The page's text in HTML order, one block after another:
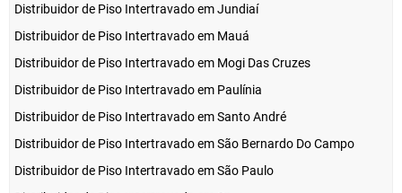
Distribuidor de Piso Intertravado em Jundiaí
Distribuidor de Piso Intertravado em Mauá
Distribuidor de Piso Intertravado em Mogi Das Cruzes
Distribuidor de Piso Intertravado em Paulínia
Distribuidor de Piso Intertravado em Santo André
Distribuidor de Piso Intertravado em São Bernardo Do Campo
Distribuidor de Piso Intertravado em São Paulo